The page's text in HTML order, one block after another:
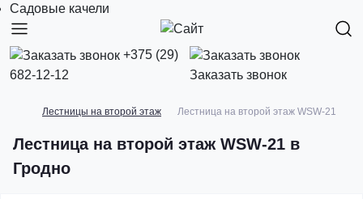
Садовые качели
+375 (29)
682-12-12
Заказать звонок
Лестницы на второй этаж Лестница на второй этаж WSW-21
Лестница на второй этаж WSW-21 в
Гродно